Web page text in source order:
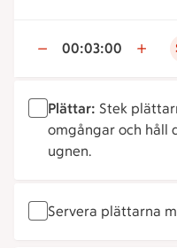
00:03:00
Plättar: Stek
omgångar och håll
ugnen.
Servera plättarna